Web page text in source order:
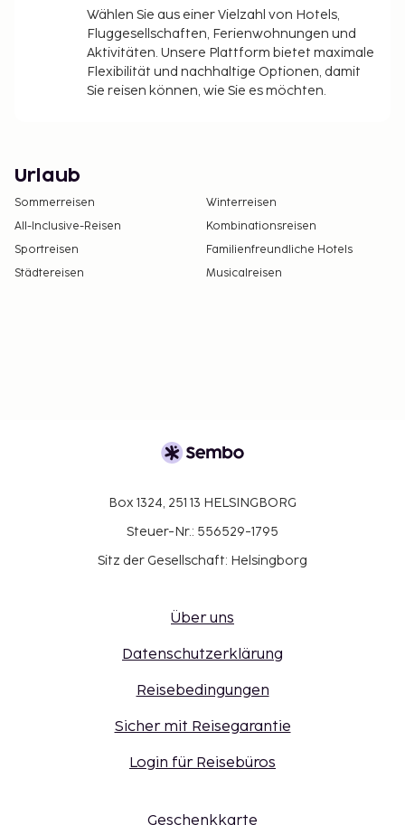
Wählen Sie aus einer Vielzahl von Hotels,
Fluggesellschaften, Ferienwohnungen und
Aktivitäten. Unsere Plattform bietet maximale
Flexibilität und nachhaltige Optionen, damit
Sie reisen können, wie Sie es möchten.
Urlaub
Sommerreisen
Winterreisen
All-Inclusive-Reisen
Kombinationsreisen
Sportreisen
Familienfreundliche Hotels
Städtereisen
Musicalreisen
Box 1324, 251 13 HELSINGBORG
Steuer-Nr.: 556529-1795
Sitz der Gesellschaft: Helsingborg
Über uns
Datenschutzerklärung
Reisebedingungen
Sicher mit Reisegarantie
Login für Reisebüros
Geschenkkarte